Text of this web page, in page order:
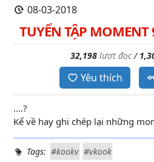
08-03-2018
TUYỂN TẬP MOMENT
32,198 lượt đọc/
Yêu thích
....?
Kể về hay ghi chép lại những
Tags: #kookv #vkook